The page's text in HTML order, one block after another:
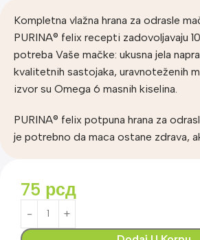
Kompletna vlažna hrana za odrasle
PURINA® felix recepti zadovoljavaju
potreba Vaše mačke: ukusna jela
kvalitetnih sastojaka, uravnoteženih
izvor su Omega 6 masnih kiselina.
PURINA® felix potpuna hrana za
je potrebno da maca ostane zdrava,
75 рсд